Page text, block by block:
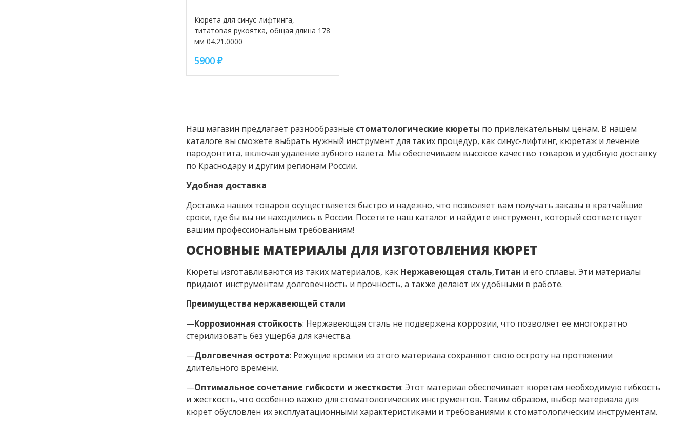
Кюрета для синус-лифтинга,
титатовая рукоятка, общая длина 178
мм 04.21.0000
5900 ₽
Наш магазин предлагает разнообразные стоматологические кюреты по привлекательным ценам. В нашем
каталоге вы сможете выбрать нужный инструмент для таких процедур, как синус-лифтинг, кюретаж и лечение
пародонтита, включая удаление зубного налета. Мы обеспечиваем высокое качество товаров и удобную доставку
по Краснодару и другим регионам России.
Удобная доставка
Доставка наших товаров осуществляется быстро и надежно, что позволяет вам получать заказы в кратчайшие
сроки, где бы вы ни находились в России. Посетите наш каталог и найдите инструмент, который соответствует
вашим профессиональным требованиям!
ОСНОВНЫЕ МАТЕРИАЛЫ ДЛЯ ИЗГОТОВЛЕНИЯ КЮРЕТ
Кюреты изготавливаются из таких материалов, как Нержавеющая сталь,Титан и его сплавы. Эти материалы
придают инструментам долговечность и прочность, а также делают их удобными в работе.
Преимущества нержавеющей стали
—Коррозионная стойкость: Нержавеющая сталь не подвержена коррозии, что позволяет ее многократно
стерилизовать без ущерба для качества.
—Долговечная острота: Режущие кромки из этого материала сохраняют свою остроту на протяжении
длительного времени.
—Оптимальное сочетание гибкости и жесткости: Этот материал обеспечивает кюретам необходимую гибкость
и жесткость, что особенно важно для стоматологических инструментов. Таким образом, выбор материала для
кюрет обусловлен их эксплуатационными характеристиками и требованиями к стоматологическим инструментам.